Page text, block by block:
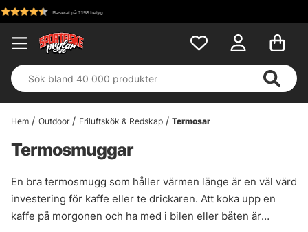
Hem Outdoor Friluftskök & Redskap Termosar
Termosmuggar
En bra termosmugg som håller värmen länge är en väl värd
investering för kaffe eller te drickaren. Att koka upp en
kaffe på morgonen och ha med i bilen eller båten är